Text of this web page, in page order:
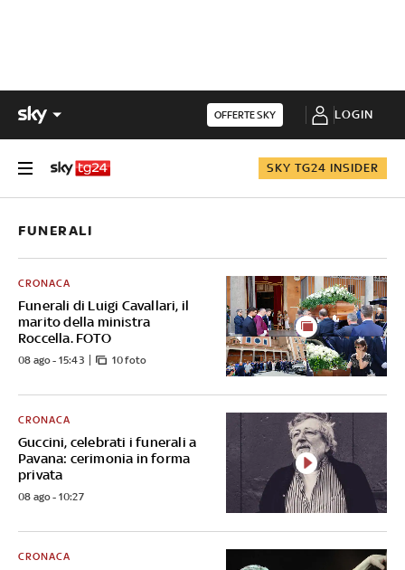
OFFERTE SKY LOGIN
SKY TG24 INSIDER
FUNERALI
Funerali di Luigi Cavallari, il
marito della ministra
Roccella. FOTO
CRONACA
08 ago - 15:43 10 foto
Guccini, celebrati i funerali a
Pavana: cerimonia in forma
privata
CRONACA
08 ago - 10:27
CRONACA